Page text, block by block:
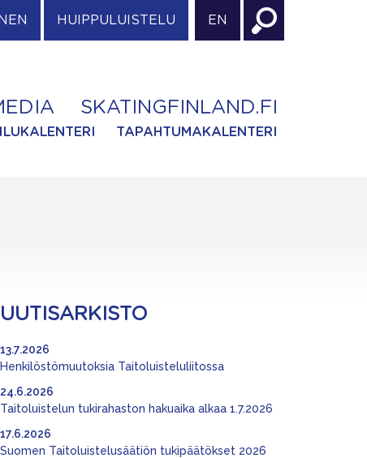
HUIPPULUISTELU EN
SKATINGFINLAND.FI
TAPAHTUMAKALENTERI
UUTISARKISTO
Henkilöstömuutoksia Taitoluisteluliitossa
13.7.2026
Taitoluistelun tukirahaston hakuaika alkaa 1.7.2026
24.6.2026
Suomen Taitoluistelusäätiön tukipäätökset 2026
17.6.2026